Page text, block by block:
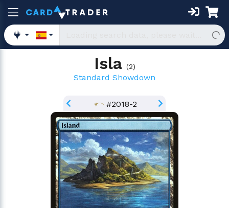
Isla (2)
Standard Showdown
#2018-2